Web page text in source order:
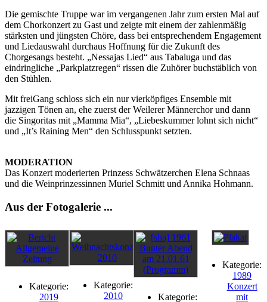
Die gemischte Truppe war im vergangenen Jahr zum ersten Mal auf
dem Chorkonzert zu Gast und zeigte mit einem der zahlenmäßig
stärksten und jüngsten Chöre, dass bei entsprechendem Engagement
und Liedauswahl durchaus Hoffnung für die Zukunft des
Chorgesangs besteht. „Nessajas Lied“ aus Tabaluga und das
eindringliche „Parkplatzregen“ rissen die Zuhörer buchstäblich von
den Stühlen.
Mit freiGang schloss sich ein nur vierköpfiges Ensemble mit
jazzigen Tönen an, ehe zuerst der Weilerer Männerchor und dann
die Singoritas mit „Mamma Mia“, „Liebeskummer lohnt sich nicht“
und „It’s Raining Men“ den Schlusspunkt setzten.
MODERATION
Das Konzert moderierten Prinzess Schwätzerchen Elena Schnaas
und die Weinprinzessinnen Muriel Schmitt und Annika Hohmann.
Aus der Fotogalerie ...
Kategorie:
2019
Kategorie:
2010
Kategorie:
Kategorie:
1989
Konzert
mit